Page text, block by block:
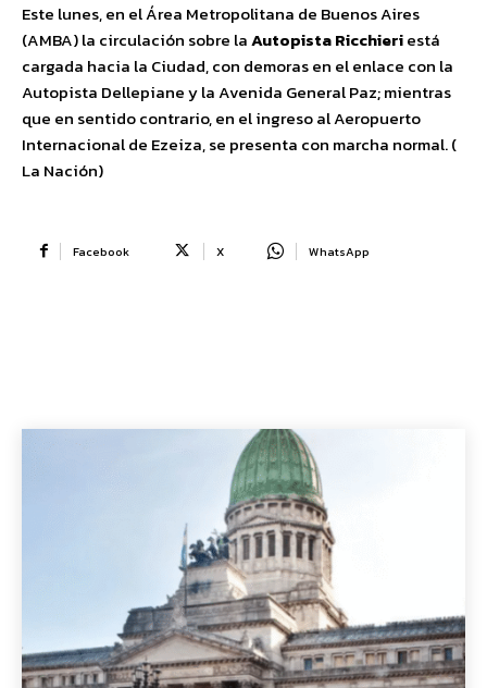
Este lunes, en el Área Metropolitana de Buenos Aires
(AMBA) la circulación sobre laAutopista Ricchieriestá
cargada hacia la Ciudad, con demoras en el enlace con la
Autopista Dellepiane y la Avenida General Paz; mientras
que en sentido contrario, en el ingreso al Aeropuerto
Internacional de Ezeiza, se presenta con marcha normal. (
La Nación)
Facebook X WhatsApp